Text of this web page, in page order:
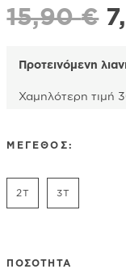
15,90€
Προτεινόμενη
Χαμηλότερη τιμή
ΜΕΓΕΘΟΣ:
2T 3T
ΠΟΣΟΤΗΤΑ